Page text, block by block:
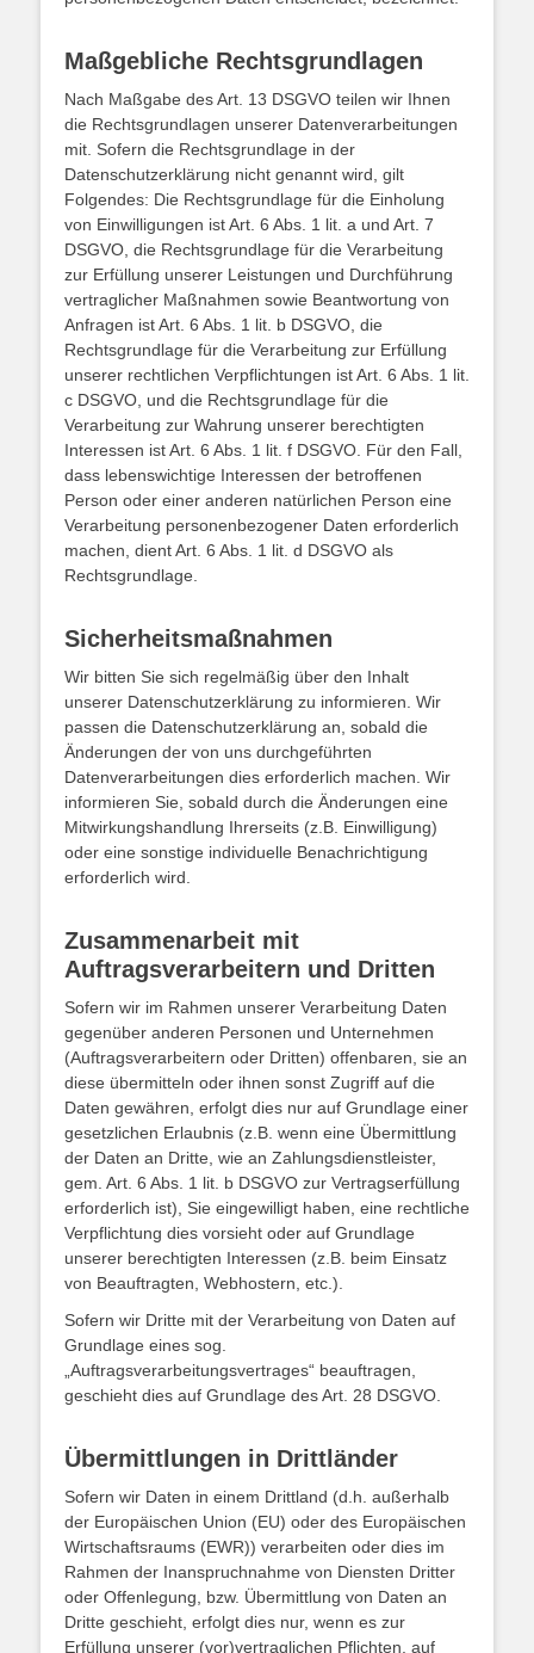
Maßgebliche Rechtsgrundlagen
Nach Maßgabe des Art. 13 DSGVO teilen wir Ihnen
die Rechtsgrundlagen unserer Datenverarbeitungen
mit. Sofern die Rechtsgrundlage in der
Datenschutzerklärung nicht genannt wird, gilt
Folgendes: Die Rechtsgrundlage für die Einholung
von Einwilligungen ist Art. 6 Abs. 1 lit. a und Art. 7
DSGVO, die Rechtsgrundlage für die Verarbeitung
zur Erfüllung unserer Leistungen und Durchführung
vertraglicher Maßnahmen sowie Beantwortung von
Anfragen ist Art. 6 Abs. 1 lit. b DSGVO, die
Rechtsgrundlage für die Verarbeitung zur Erfüllung
unserer rechtlichen Verpflichtungen ist Art. 6 Abs. 1 lit.
c DSGVO, und die Rechtsgrundlage für die
Verarbeitung zur Wahrung unserer berechtigten
Interessen ist Art. 6 Abs. 1 lit. f DSGVO. Für den Fall,
dass lebenswichtige Interessen der betroffenen
Person oder einer anderen natürlichen Person eine
Verarbeitung personenbezogener Daten erforderlich
machen, dient Art. 6 Abs. 1 lit. d DSGVO als
Rechtsgrundlage.
Sicherheitsmaßnahmen
Wir bitten Sie sich regelmäßig über den Inhalt
unserer Datenschutzerklärung zu informieren. Wir
passen die Datenschutzerklärung an, sobald die
Änderungen der von uns durchgeführten
Datenverarbeitungen dies erforderlich machen. Wir
informieren Sie, sobald durch die Änderungen eine
Mitwirkungshandlung Ihrerseits (z.B. Einwilligung)
oder eine sonstige individuelle Benachrichtigung
erforderlich wird.
Zusammenarbeit mit
Auftragsverarbeitern und Dritten
Sofern wir im Rahmen unserer Verarbeitung Daten
gegenüber anderen Personen und Unternehmen
(Auftragsverarbeitern oder Dritten) offenbaren, sie an
diese übermitteln oder ihnen sonst Zugriff auf die
Daten gewähren, erfolgt dies nur auf Grundlage einer
gesetzlichen Erlaubnis (z.B. wenn eine Übermittlung
der Daten an Dritte, wie an Zahlungsdienstleister,
gem. Art. 6 Abs. 1 lit. b DSGVO zur Vertragserfüllung
erforderlich ist), Sie eingewilligt haben, eine rechtliche
Verpflichtung dies vorsieht oder auf Grundlage
unserer berechtigten Interessen (z.B. beim Einsatz
von Beauftragten, Webhostern, etc.).
Sofern wir Dritte mit der Verarbeitung von Daten auf
Grundlage eines sog.
„Auftragsverarbeitungsvertrages“ beauftragen,
geschieht dies auf Grundlage des Art. 28 DSGVO.
Übermittlungen in Drittländer
Sofern wir Daten in einem Drittland (d.h. außerhalb
der Europäischen Union (EU) oder des Europäischen
Wirtschaftsraums (EWR)) verarbeiten oder dies im
Rahmen der Inanspruchnahme von Diensten Dritter
oder Offenlegung, bzw. Übermittlung von Daten an
Dritte geschieht, erfolgt dies nur, wenn es zur
Erfüllung unserer (vor)vertraglichen Pflichten, auf